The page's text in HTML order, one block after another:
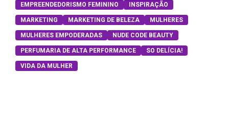
EMPREENDEDORISMO FEMININO INSPIRAÇÃO
MARKETING MARKETING DE BELEZA MULHERES
MULHERES EMPODERADAS NUDE CODE BEAUTY
PERFUMARIA DE ALTA PERFORMANCE SO DELÍCIA!
VIDA DA MULHER